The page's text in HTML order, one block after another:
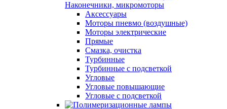
Наконечники, микромоторы
Аксессуары
Моторы пневмо (воздушные)
Моторы электрические
Прямые
Смазка, очистка
Турбинные
Турбинные с подсветкой
Угловые
Угловые повышающие
Угловые с подсветкой